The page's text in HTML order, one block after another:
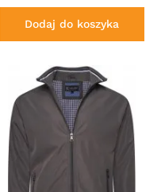
Dodaj do koszyka